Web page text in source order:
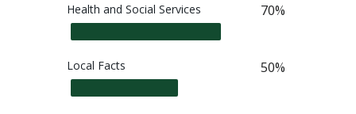
Health and Social Services 70%
Local Facts 50%